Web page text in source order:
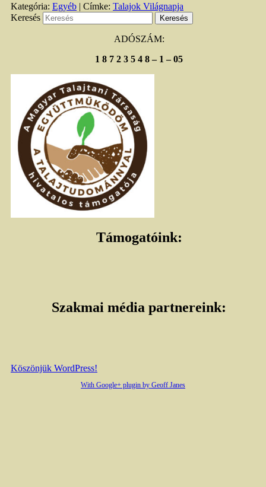
Kategória: Egyéb | Címke: Talajok Világnapja
Keresés
ADÓSZÁM:
1 8 7 2 3 5 4 8 – 1 – 05
Támogatóink:
Szakmai média partnereink:
Köszönjük WordPress!
With Google+ plugin by Geoff Janes